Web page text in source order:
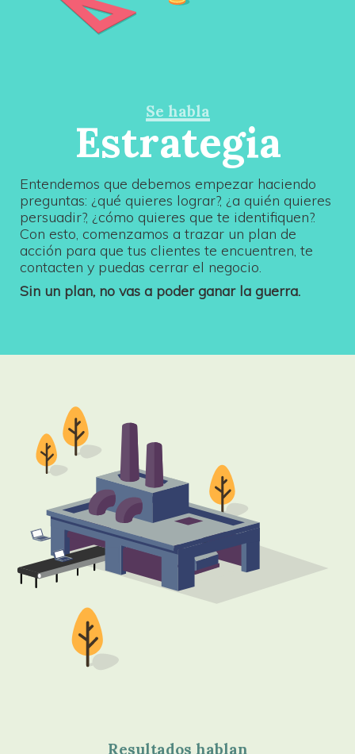
Se habla
Estrategia
Entendemos que debemos empezar haciendo
preguntas: ¿qué quieres lograr?, ¿a quién quieres
persuadir?, ¿cómo quieres que te identifiquen?.
Con esto, comenzamos a trazar un plan de
acción para que tus clientes te encuentren, te
contacten y puedas cerrar el negocio.
Sin un plan, no vas a poder ganar la guerra.
Resultados hablan